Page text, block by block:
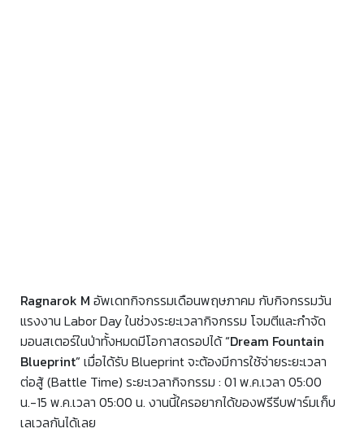
Ragnarok M อัพเดทกิจกรรมเดือนพฤษภาคม กับกิจกรรมวัน
แรงงาน Labor Day ในช่วงระยะเวลากิจกรรม โจมตีและกำจัด
มอนสเตอร์ในป่าทั้งหมดมีโอกาสดรอปได้“Dream Fountain
Blueprint”เมื่อได้รับ Blueprint จะต้องมีการใช้จ่ายระยะเวลา
ต่อสู้ (Battle Time) ระยะเวลากิจกรรม : 01 พ.ค.เวลา 05:00
น.-15 พ.ค.เวลา 05:00 น. งานนี้ใครอยากได้ของฟรีรีบฟาร์มเก็บ
เลเวลกันได้เลย